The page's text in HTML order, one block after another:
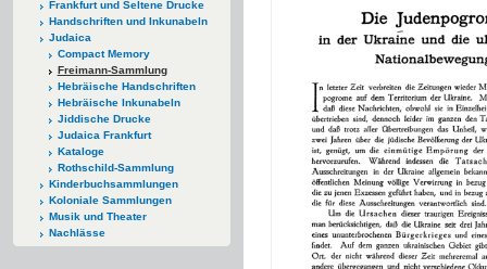
Frankfurt und Seltene Drucke
Handschriften und Inkunabeln
Judaica
Compact Memory
Freimann-Sammlung
Hebräische Handschriften
Hebräische Inkunabeln
Jiddische Drucke
Judaica Frankfurt
Kataloge
Rothschild-Sammlung
Kinderbuchsammlungen
Koloniale Sammlungen
Musik und Theater
Nachlässe